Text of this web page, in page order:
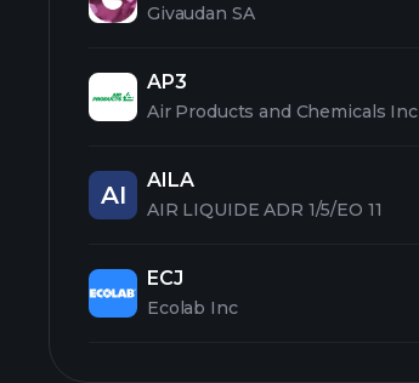
Givaudan SA
AP3
Air Products and Chemicals Inc
AI
AILA
AIR LIQUIDE ADR 1/5/EO 11
ECJ
Ecolab Inc